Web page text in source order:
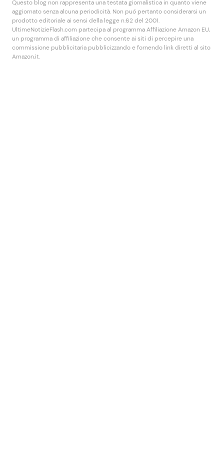
Questo blog non rappresenta una testata giornalistica in quanto viene
aggiornato senza alcuna periodicità. Non puó pertanto considerarsi un
prodotto editoriale ai sensi della legge n.62 del 2001.
UltimeNotizieFlash.com partecipa al programma Affiliazione Amazon EU,
un programma di affiliazione che consente ai siti di percepire una
commissione pubblicitaria pubblicizzando e fornendo link diretti al sito
Amazon.it.